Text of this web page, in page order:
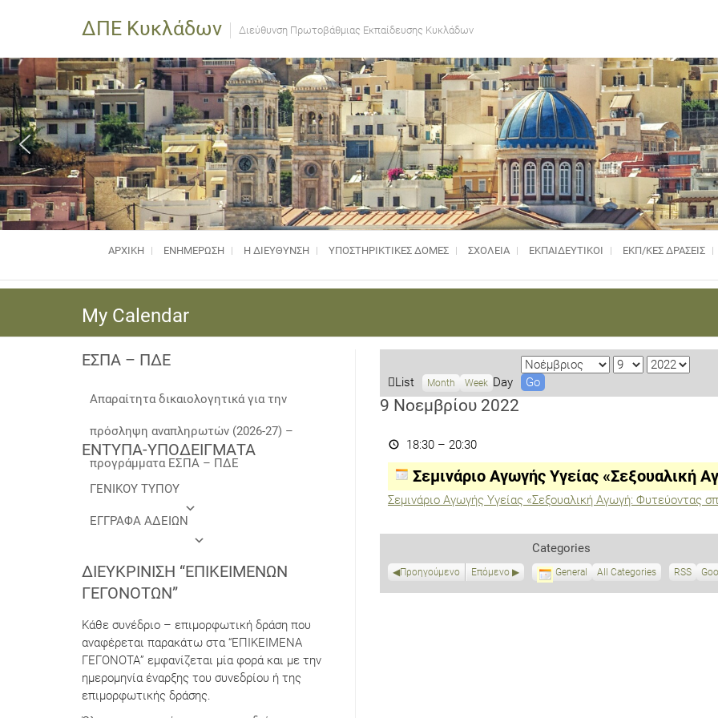
ΔΠΕ Κυκλάδων Διεύθυνση Πρωτοβάθμιας Εκπαίδευσης Κυκλάδων
ΑΡΧΙΚΗ ΕΝΗΜΈΡΩΣΗ Η ΔΙΕΥΘΥΝΣΗ ΥΠΟΣΤΗΡΙΚΤΙΚΈΣ ΔΟΜΈΣ ΣΧΟΛΕΙΑ ΕΚΠΑΙΔΕΥΤΙΚΟΙ ΕΚΠ/ΚΕΣ ΔΡΑΣΕΙΣ
My Calendar
V
i
a
s
List Month Week Day
M
o
n
D
y
Y
a
9 Νοεμβρίου 2022
Αγωγής
«Σεξουαλική
Αγωγή:
Φυτεύοντας
σπόρους»
18:30 – 20:30
Σεμινάριο Αγωγής Υγείας «Σεξουαλική
Σεμινάριο Αγωγής Υγείας «Σεξουαλική Αγωγή: Φυτεύοντας
Προηγούμενο Επόμενο
Categories
General All Categories RSS
S
ΕΣΠΑ – ΠΔΕ
Απαραίτητα δικαιολογητικά για την
πρόσληψη αναπληρωτών (2026-27) –
προγράμματα ΕΣΠΑ – ΠΔΕ
ΕΝΤΥΠΑ-ΥΠΟΔΕΙΓΜΑΤΑ
ΓΕΝΙΚΟΥ ΤΥΠΟΥ
ΕΓΓΡΑΦΑ ΑΔΕΙΩΝ
ΔΙΕΥΚΡΊΝΙΣΗ “ΕΠΙΚΕΊΜΕΝΩΝ
ΓΕΓΟΝΌΤΩΝ”
Κάθε συνέδριο – επιμορφωτική δράση που
αναφέρεται παρακάτω στα “ΕΠΙΚΕΙΜΕΝΑ
ΓΕΓΟΝΟΤΑ” εμφανίζεται μία φορά και με την
ημερομηνία έναρξης του συνεδρίου ή της
επιμορφωτικής δράσης.